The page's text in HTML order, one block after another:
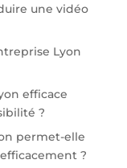
une vidéo
Lyon
efficace
?
permet-elle
?